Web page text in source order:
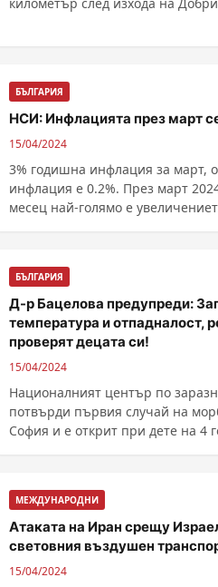
БЪЛГАРИЯ
НСИ: Инфлацията през март
15/04/2024
3% годишна инфлация за март,
инфлация е 0.2%. През март 2024 г. спрямо предходния
месец най-голямо е
БЪЛГАРИЯ
Д-р Бацелова предупреди:
температура и отпадналост,
проверят децата си!
15/04/2024
Националният център по
потвърди първия случай на
МЕЖДУНАРОДНИ
Атаката на Иран срещу
световния въздушен
15/04/2024